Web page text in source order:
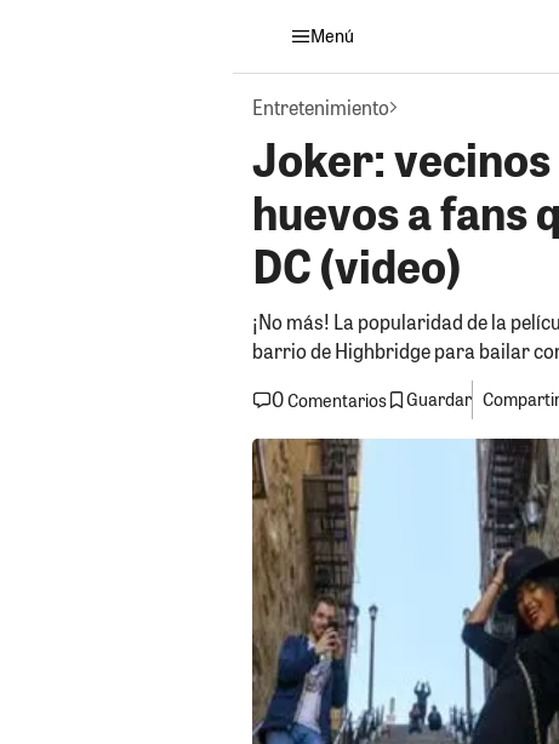
Menú
Entretenimiento
Joker:
huevos a fans
DC (video)
¡No más! La popularidad de la
barrio de Highbridge para bailar
0Comentarios Guardar